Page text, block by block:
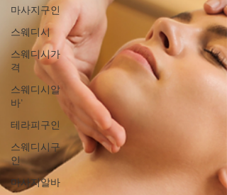
마사지구인
스웨디시
스웨디시가
격
스웨디시알
바'
테라피구인
스웨디시구
인
마사지알바